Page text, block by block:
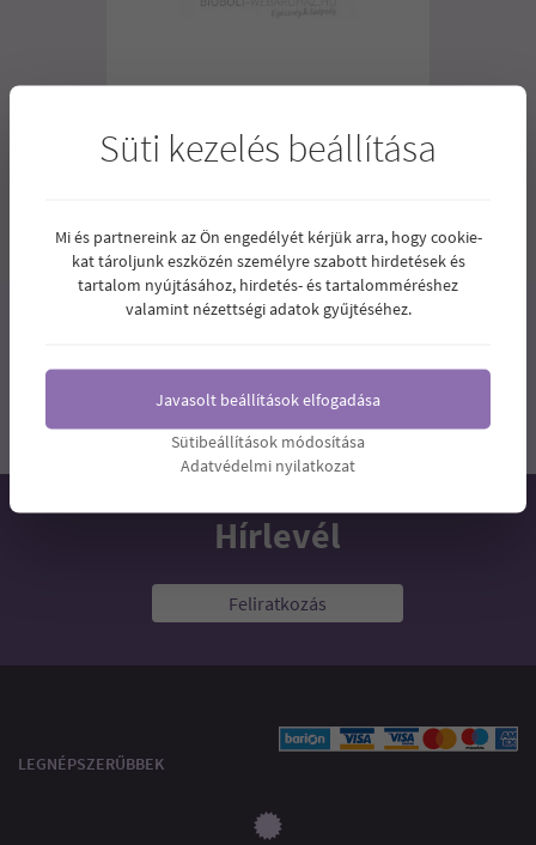
Ár:7.990Ft
1 2 3
Hírlevél
Feliratkozás
LEGNÉPSZERŰBBEK
Süti kezelés beállítása
Mi és partnereink az Ön engedélyét kérjük arra, hogy cookie-
kat tároljunk eszközén személyre szabott hirdetések és
tartalom nyújtásához, hirdetés- és tartalomméréshez
valamint nézettségi adatok gyűjtéséhez.
Javasolt beállítások elfogadása
Sütibeállítások módosítása
Adatvédelmi nyilatkozat